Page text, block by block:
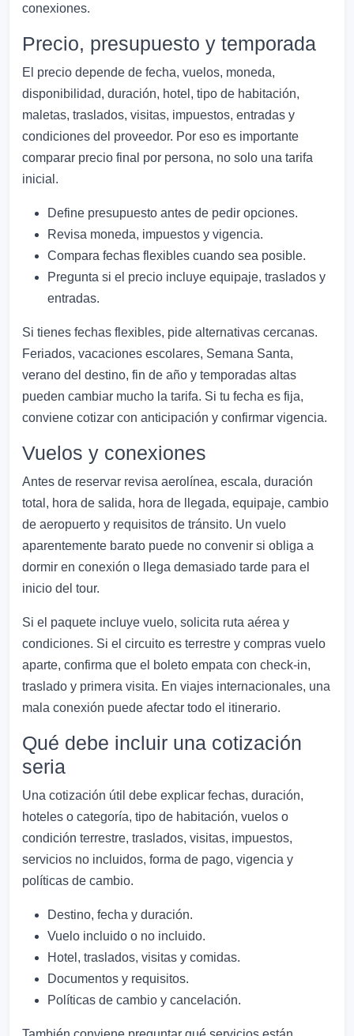
conexiones.
Precio, presupuesto y temporada
El precio depende de fecha, vuelos, moneda,
disponibilidad, duración, hotel, tipo de habitación,
maletas, traslados, visitas, impuestos, entradas y
condiciones del proveedor. Por eso es importante
comparar precio final por persona, no solo una tarifa
inicial.
Define presupuesto antes de pedir opciones.
Revisa moneda, impuestos y vigencia.
Compara fechas flexibles cuando sea posible.
Pregunta si el precio incluye equipaje, traslados y
entradas.
Si tienes fechas flexibles, pide alternativas cercanas.
Feriados, vacaciones escolares, Semana Santa,
verano del destino, fin de año y temporadas altas
pueden cambiar mucho la tarifa. Si tu fecha es fija,
conviene cotizar con anticipación y confirmar vigencia.
Vuelos y conexiones
Antes de reservar revisa aerolínea, escala, duración
total, hora de salida, hora de llegada, equipaje, cambio
de aeropuerto y requisitos de tránsito. Un vuelo
aparentemente barato puede no convenir si obliga a
dormir en conexión o llega demasiado tarde para el
inicio del tour.
Si el paquete incluye vuelo, solicita ruta aérea y
condiciones. Si el circuito es terrestre y compras vuelo
aparte, confirma que el boleto empata con check-in,
traslado y primera visita. En viajes internacionales, una
mala conexión puede afectar todo el itinerario.
Qué debe incluir una cotización
seria
Una cotización útil debe explicar fechas, duración,
hoteles o categoría, tipo de habitación, vuelos o
condición terrestre, traslados, visitas, impuestos,
servicios no incluidos, forma de pago, vigencia y
políticas de cambio.
Destino, fecha y duración.
Vuelo incluido o no incluido.
Hotel, traslados, visitas y comidas.
Documentos y requisitos.
Políticas de cambio y cancelación.